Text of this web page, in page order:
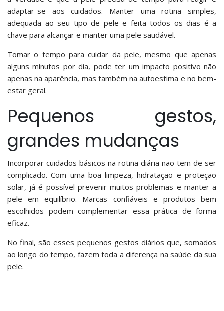
adaptar-se aos cuidados. Manter uma rotina simples,
adequada ao seu tipo de pele e feita todos os dias é a
chave para alcançar e manter uma pele saudável.
Tomar o tempo para cuidar da pele, mesmo que apenas
alguns minutos por dia, pode ter um impacto positivo não
apenas na aparência, mas também na autoestima e no bem-
estar geral.
Pequenos gestos,
grandes mudanças
Incorporar cuidados básicos na rotina diária não tem de ser
complicado. Com uma boa limpeza, hidratação e proteção
solar, já é possível prevenir muitos problemas e manter a
pele em equilíbrio. Marcas confiáveis e produtos bem
escolhidos podem complementar essa prática de forma
eficaz.
No final, são esses pequenos gestos diários que, somados
ao longo do tempo, fazem toda a diferença na saúde da sua
pele.